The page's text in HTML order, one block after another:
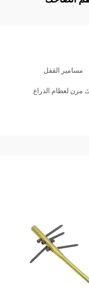
مسامير القفل
مرن لعظام الذراع